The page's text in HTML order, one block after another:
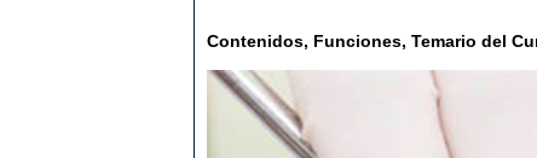
Contenidos, Funciones, Temario del